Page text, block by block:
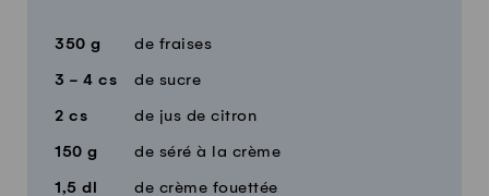
Quantité Ingrédients
350 g de fraises
3 - 4 cs de sucre
2 cs de jus de citron
150 g de séré à la crème
1,5 dl de crème fouettée